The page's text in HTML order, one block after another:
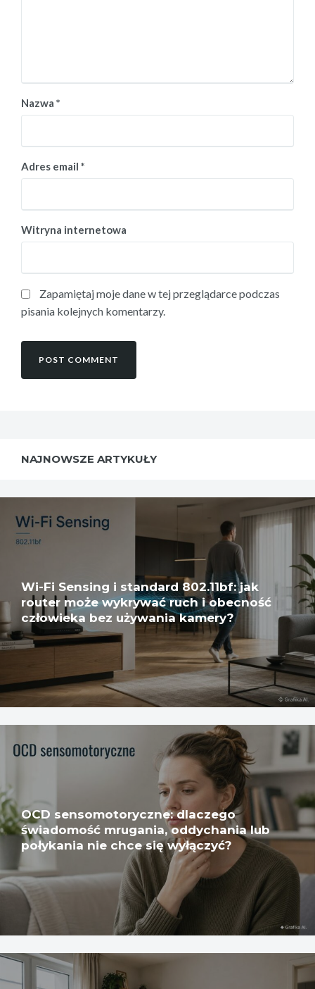
Nazwa *
Adres email *
Witryna internetowa
Zapamiętaj moje dane w tej przeglądarce podczas
pisania kolejnych komentarzy.
NAJNOWSZE ARTYKUŁY
Wi-Fi Sensing i standard 802.11bf: jak
router może wykrywać ruch i obecność
człowieka bez używania kamery?
OCD sensomotoryczne: dlaczego
świadomość mrugania, oddychania lub
połykania nie chce się wyłączyć?